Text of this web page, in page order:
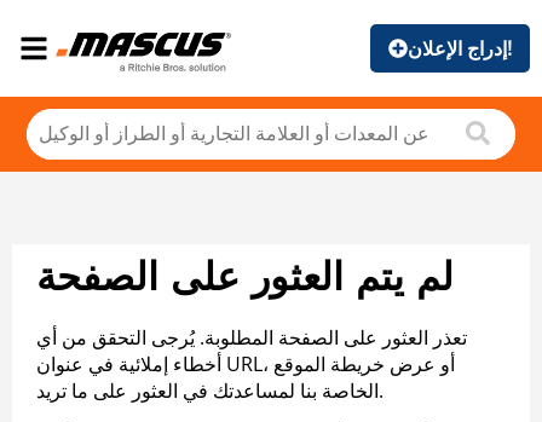
إدراج الإعلان!
لم يتم العثور على الصفحة
تعذر العثور على الصفحة المطلوبة. يُرجى التحقق من أي
أخطاء إملائية في عنوان URL، أو عرض خريطة الموقع
الخاصة بنا لمساعدتك في العثور على ما تريد.